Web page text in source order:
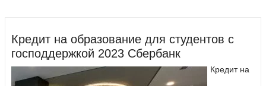
Кредит на образование для студентов с
господдержкой 2023 Сбербанк
Кредит на